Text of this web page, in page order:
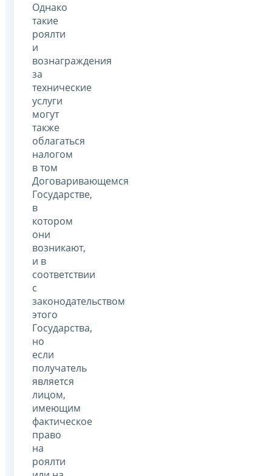
Однако
такие
роялти
и
вознаграждения
за
технические
услуги
могут
также
облагаться
налогом
в том
Договаривающемся
Государстве,
в
котором
они
возникают,
и в
соответствии
с
законодательством
этого
Государства,
но
если
получатель
является
лицом,
имеющим
фактическое
право
на
роялти